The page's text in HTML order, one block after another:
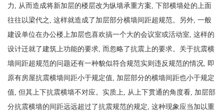
力, 从而造成将新加层的楼层改为纵墙承重方案, 下部横墙处的上面
往往以梁代之, 这样就造成了加层部分横墙间距超规范。另外, 一般
建设单位在办公楼上加层也喜欢搞一个大的会议室或活动室, 这样的
设计迁就了建筑上功能的要求, 而忽略了抗震上的要求。关于抗震横
墙间距超规范的问题还有一种貌似符合规范实则违反规范的情况, 即
原有房屋抗震横墙间距小于规定值, 加层部分的横墙间距也小于规定
值, 但其上下抗震横墙不对应。实质上, 从上下贯通的角度看, 加层部
分抗震横墙的间距远远超过了抗震规范的规定, 这种现象应当加以重